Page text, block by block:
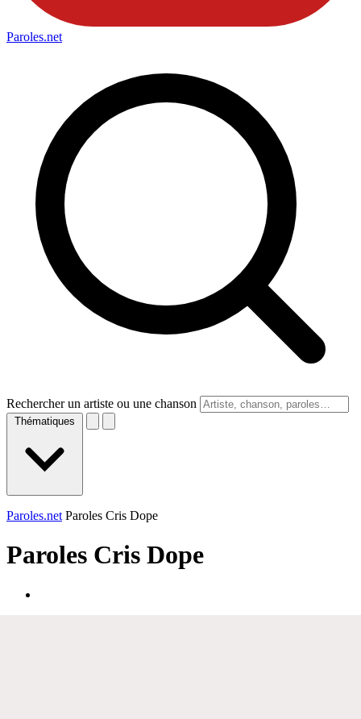
Paroles.net
Rechercher un artiste ou une chanson
Thématiques
Paroles.net Paroles Cris Dope
Paroles Cris Dope